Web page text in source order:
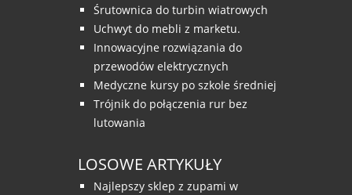
Śrutownica do turbin wiatrowych
Uchwyt do mebli z marketu.
Innowacyjne rozwiązania do
przewodów elektrycznych
Medyczne kursy po szkole średniej
Trójnik do połączenia rur bez
lutowania
LOSOWE ARTYKUŁY
Najlepszy sklep z zupami w